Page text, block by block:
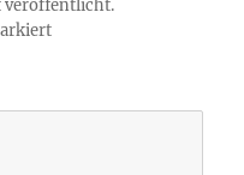
veröffentlicht.